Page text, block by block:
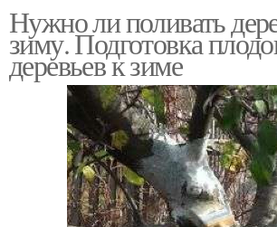
Нужно ли поливать
зиму. Подготовка
деревьев к зиме